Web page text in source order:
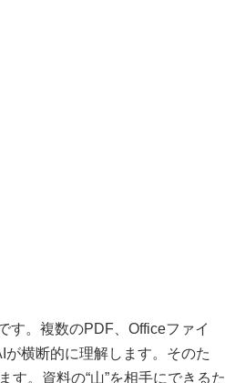
す。複数のPDF、Officeファイ
横断的に理解します。そのた
。資料の“山”を相手にできるた